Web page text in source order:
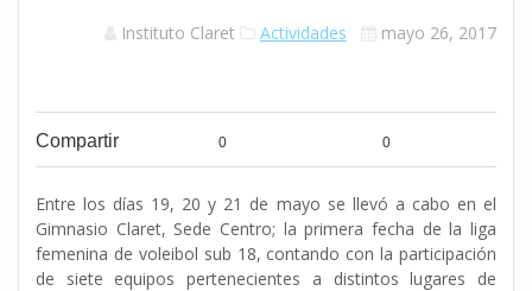
Instituto Claret Actividades mayo 26, 2017
Compartir 0 0
Entre los días 19, 20 y 21 de mayo se llevó a cabo en el
Gimnasio Claret, Sede Centro; la primera fecha de la liga
femenina de voleibol sub 18, contando con la participación
de siete equipos pertenecientes a distintos lugares de